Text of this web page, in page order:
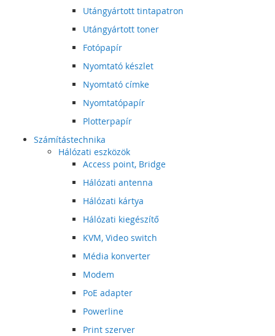
Utángyártott tintapatron
Utángyártott toner
Fotópapír
Nyomtató készlet
Nyomtató címke
Nyomtatópapír
Plotterpapír
Számítástechnika
Hálózati eszközök
Access point, Bridge
Hálózati antenna
Hálózati kártya
Hálózati kiegészítő
KVM, Video switch
Média konverter
Modem
PoE adapter
Powerline
Print szerver